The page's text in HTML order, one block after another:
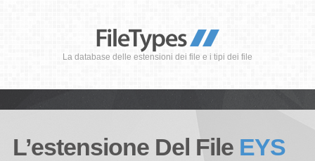
La database delle estensioni dei file e i tipi dei file
L’estensione Del File EYS